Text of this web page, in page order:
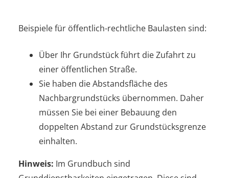
Beispiele für öffentlich-rechtliche Baulasten sind:
Über Ihr Grundstück führt die Zufahrt zu
einer öffentlichen Straße.
Sie haben die Abstandsfläche des
Nachbargrundstücks übernommen. Daher
müssen Sie bei einer Bebauung den
doppelten Abstand zur Grundstücksgrenze
einhalten.
Hinweis: Im Grundbuch sind